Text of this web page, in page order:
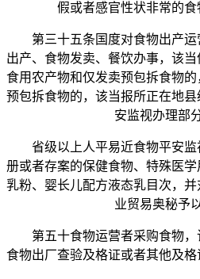
假或者感官性状非常的食
第三十五条国度对食物出产运
出产、食物发卖、餐饮办事，该
食用农产物和仅发卖预包拆食物
预包拆食物的，该当报所正在地
安监视办理部
省级以上人平易近食物平安监
册或者存案的保健食物、特殊医
乳粉、婴长儿配方液态乳目次，
业贸易奥秘予
第五十食物运营者采购食物，
食物出厂查验及格证或者其他及格